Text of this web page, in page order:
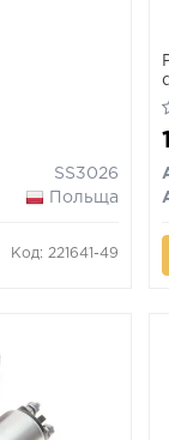
SS3026
Польща
Код: 221641-49